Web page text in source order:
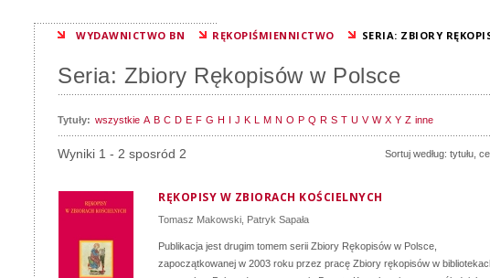
WYDAWNICTWO BN RĘKOPIŚMIENNICTWO SERIA: ZBIORY
Seria: Zbiory Rękopisów w Polsce
Tytuły: wszystkie A B C D E F G H I J K L M N O P Q R S T U V W X Y Z inne
Sortuj według: tytułu
Wyniki 1 - 2 sposród 2
RĘKOPISY W ZBIORACH KOŚCIELNYCH
Tomasz Makowski Patryk Sapała
Publikacja jest drugim tomem serii Zbiory Rękopisów w Polsce,
zapoczątkowanej w 2003 roku przez pracę Zbiory rękopisów w